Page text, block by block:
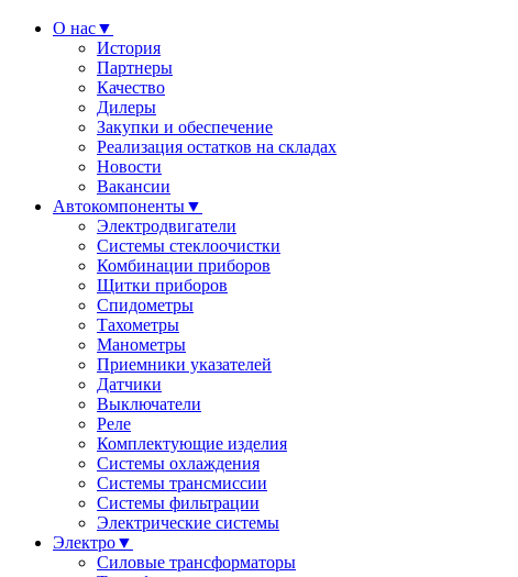
О нас▼
История
Партнеры
Качество
Дилеры
Закупки и обеспечение
Реализация остатков на складах
Новости
Вакансии
Автокомпоненты▼
Электродвигатели
Системы стеклоочистки
Комбинации приборов
Щитки приборов
Спидометры
Тахометры
Манометры
Приемники указателей
Датчики
Выключатели
Реле
Комплектующие изделия
Системы охлаждения
Системы трансмиссии
Системы фильтрации
Электрические системы
Электро▼
Силовые трансформаторы